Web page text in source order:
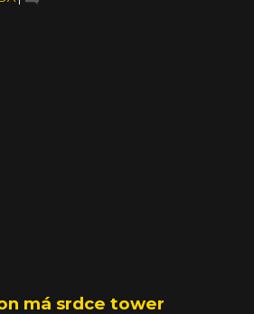
má srdce tower